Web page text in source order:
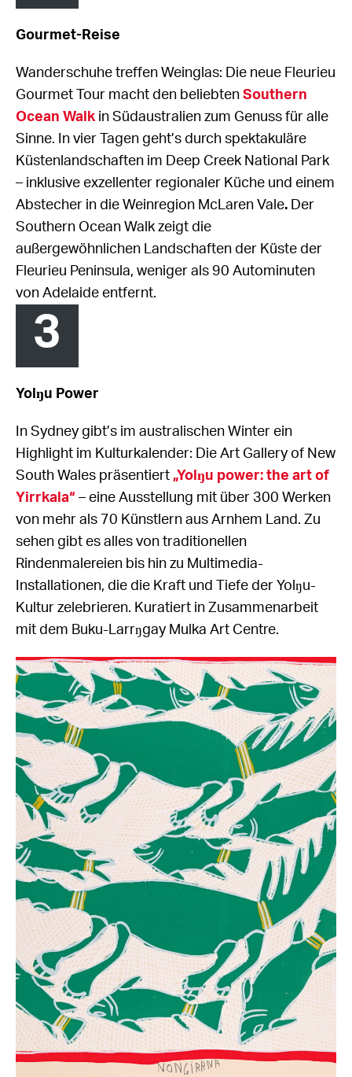
Gourmet-Reise
Wanderschuhe treffen Weinglas: Die neue Fleurieu
Gourmet Tour macht den beliebten Southern
Ocean Walkin Südaustralien zum Genuss für alle
Sinne. In vier Tagen geht’s durch spektakuläre
Küstenlandschaften im Deep Creek National Park
– inklusive exzellenter regionaler Küche und einem
Abstecher in die Weinregion McLaren Vale. Der
Southern Ocean Walk zeigt die
außergewöhnlichen Landschaften der Küste der
Fleurieu Peninsula, weniger als 90 Autominuten
von Adelaide entfernt.
3
Yolŋu Power
In Sydney gibt’s im australischen Winter ein
Highlight im Kulturkalender: Die Art Gallery of New
South Wales präsentiert „Yolŋu power: the art of
Yirrkala“ – eine Ausstellung mit über 300 Werken
von mehr als 70 Künstlern aus Arnhem Land. Zu
sehen gibt es alles von traditionellen
Rindenmalereien bis hin zu Multimedia-
Installationen, die die Kraft und Tiefe der Yolŋu-
Kultur zelebrieren. Kuratiert in Zusammenarbeit
mit dem Buku-Larrŋgay Mulka Art Centre.